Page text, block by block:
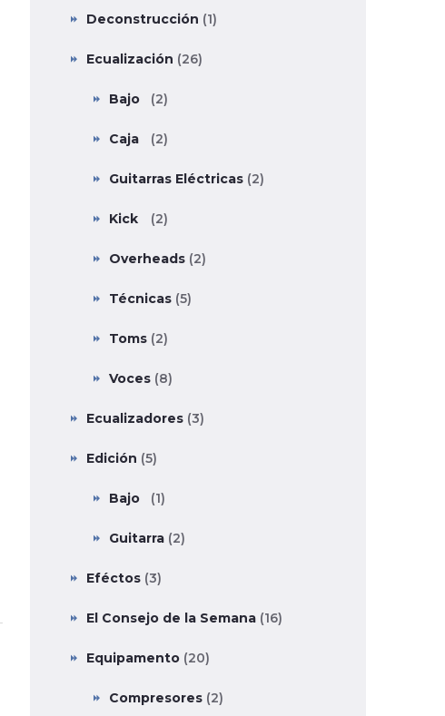
Deconstrucción (1)
Ecualización (26)
Bajo (2)
Caja (2)
Guitarras Eléctricas (2)
Kick (2)
Overheads (2)
Técnicas (5)
Toms (2)
Voces (8)
Ecualizadores (3)
Edición (5)
Bajo (1)
Guitarra (2)
Eféctos (3)
El Consejo de la Semana (16)
Equipamento (20)
Compresores (2)